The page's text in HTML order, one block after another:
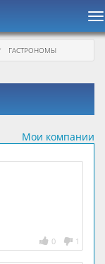
ГАСТРОНОМЫ
Мои компании
0 1